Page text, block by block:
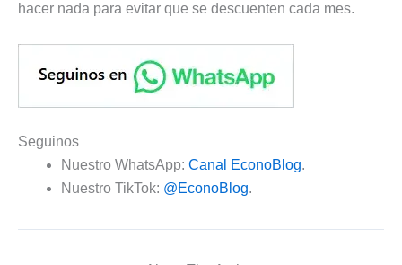
hacer nada para evitar que se descuenten cada mes.
Seguinos
Nuestro WhatsApp: Canal EconoBlog.
Nuestro TikTok: @EconoBlog.